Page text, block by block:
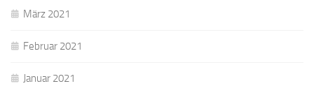
März 2021
Februar 2021
Januar 2021